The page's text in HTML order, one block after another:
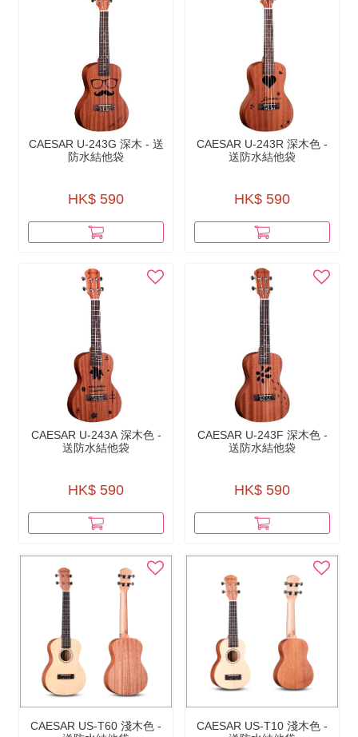
CAESAR U-243G 深木 - 送
防水結他袋
HK$ 590
CAESAR U-243R 深木色 -
送防水結他袋
HK$ 590
CAESAR U-243A 深木色 -
送防水結他袋
HK$ 590
CAESAR U-243F 深木色 -
送防水結他袋
HK$ 590
CAESAR US-T60 淺木色 -
CAESAR US-T10 淺木色 -